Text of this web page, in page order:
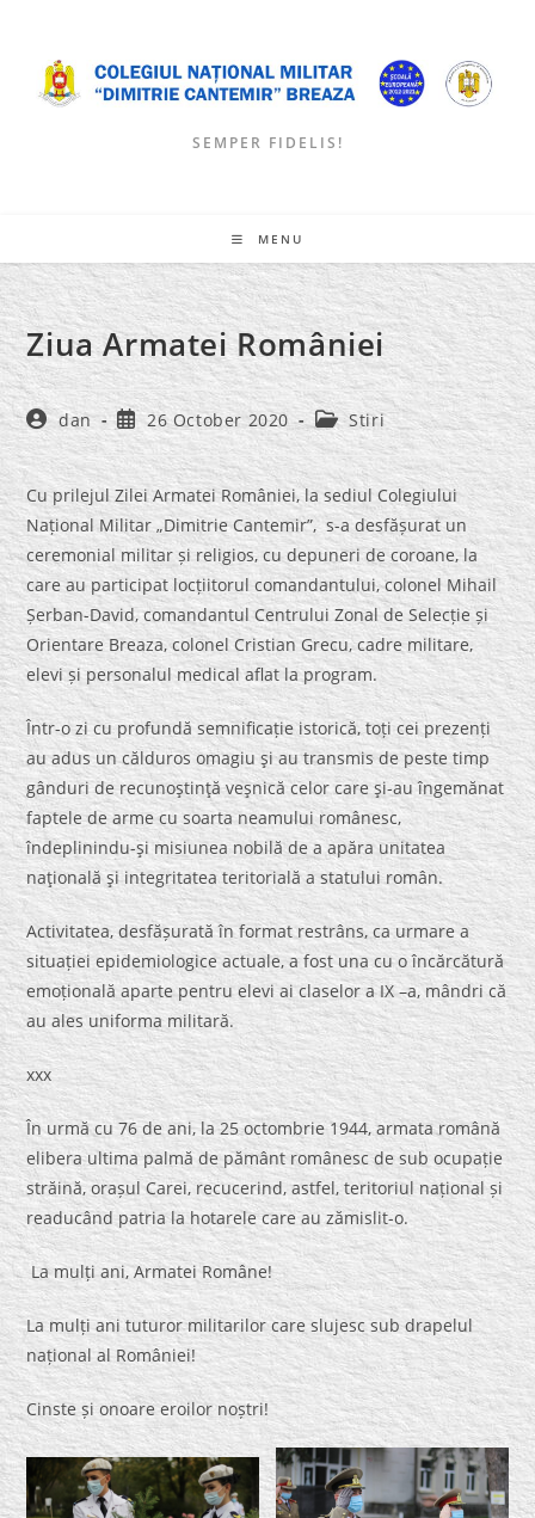
content
SEMPER FIDELIS!
MENU
Ziua Armatei României
Post
author:
dan
Post
published:
26 October 2020
Post
category:
Stiri
Cu prilejul Zilei Armatei României, la sediul Colegiului
Național Militar „Dimitrie Cantemir”, s-a desfășurat un
ceremonial militar și religios, cu depuneri de coroane, la
care au participat locțiitorul comandantului, colonel Mihail
Șerban-David, comandantul Centrului Zonal de Selecție și
Orientare Breaza, colonel Cristian Grecu, cadre militare,
elevi și personalul medical aflat la program.
Într-o zi cu profundă semnificație istorică, toți cei prezenți
au adus un călduros omagiu şi au transmis de peste timp
gânduri de recunoştinţă veşnică celor care şi-au îngemănat
faptele de arme cu soarta neamului românesc,
îndeplinindu-şi misiunea nobilă de a apăra unitatea
naţională şi integritatea teritorială a statului român.
Activitatea, desfășurată în format restrâns, ca urmare a
situației epidemiologice actuale, a fost una cu o încărcătură
emoțională aparte pentru elevi ai claselor a IX –a, mândri că
au ales uniforma militară.
xxx
În urmă cu 76 de ani, la 25 octombrie 1944, armata română
elibera ultima palmă de pământ românesc de sub ocupație
străină, orașul Carei, recucerind, astfel, teritoriul național și
readucând patria la hotarele care au zămislit-o.
La mulți ani, Armatei Române!
La mulți ani tuturor militarilor care slujesc sub drapelul
național al României!
Cinste și onoare eroilor noștri!